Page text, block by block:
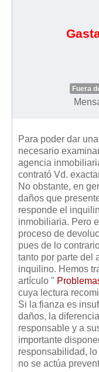
Fuera
Para poder dar
necesario
agencia
contrató Vd.
No obstante, en
daños que
responde el
inmobiliaria. Pero
proceso de
pues de lo
tanto por parte del
inquilino. Hemos
artículo "
cuya lectura
Si la fianza es
daños, la
responsable y a
importante
responsabilidad,
no se actúa